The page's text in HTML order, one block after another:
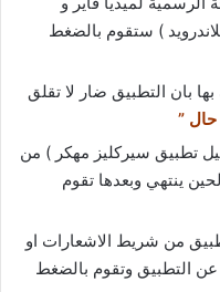
) ستقوم بالضغط
بان التطبيق ضار لا تقلق
حال ”
تطبيق سيركليز مهكر ) من
ينتهي وبعدها تقوم
من شريط الاشعارات او
التطبيق وتقوم بالضغط